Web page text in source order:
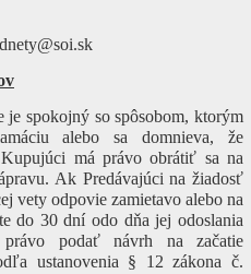
spokojný so spôsobom, ktorým
alebo sa domnieva, že
má právo obrátiť sa na
Ak Predávajúci na žiadosť
vety odpovie zamietavo alebo na
do 30 dní odo dňa jej odoslania
právo podať návrh na začatie
ustanovenia § 12 zákona č.